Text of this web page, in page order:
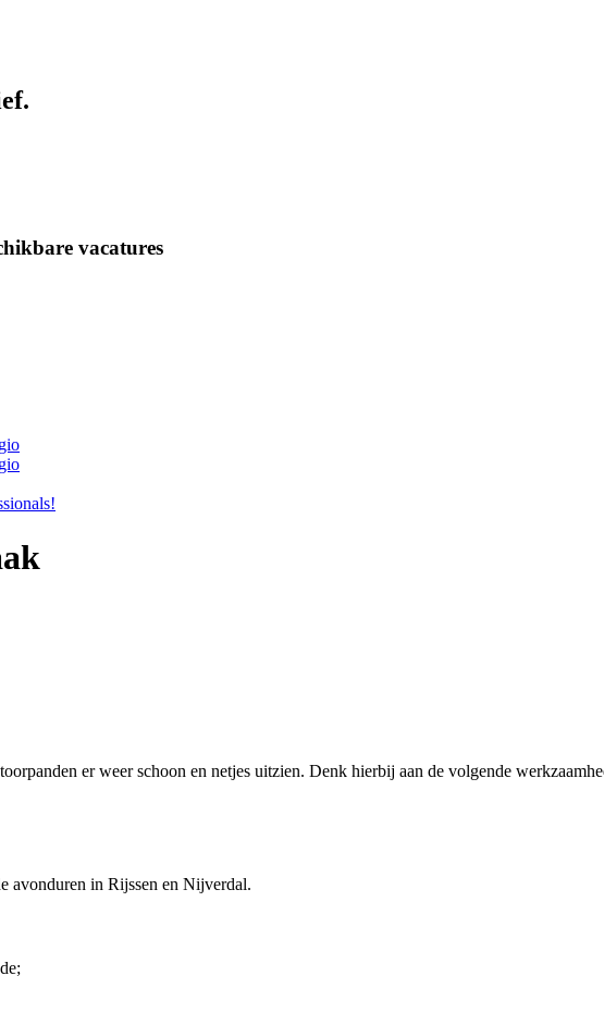
vacatures
er weer schoon en netjes uitzien. Denk hierbij aan de volgende
avonduren in Rijssen en Nijverdal.